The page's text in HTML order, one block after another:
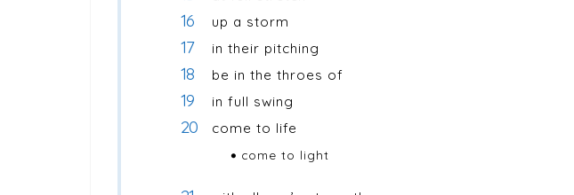
up a storm
in their pitching
be in the throes of
in full swing
come to life
come to light